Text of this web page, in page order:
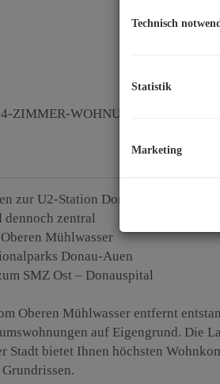
zur U2-Station Donauspital
dennoch zentral
Mühlwasser
Donau-Auen
SMZ Ost – Donauspital
Oberen Mühlwasser entfernt
auf Eigengrund. Die
Stadt bietet Ihnen höchsten
Technisch
Statistik
Marketing